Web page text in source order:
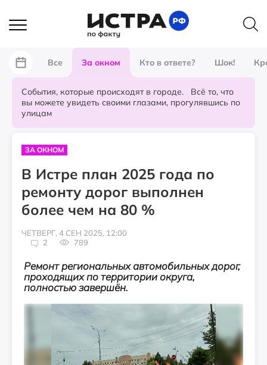
Все За окном Кто в ответе? Шок!
События, которые происходят в городе. Всё то, что
вы можете увидеть своими глазами, прогулявшись по
улицам
ЗА ОКНОМ
В Истре план 2025 года по
ремонту дорог выполнен
более чем на 80 %
ЧЕТВЕРГ, 4 СЕН 2025, 12:00
2
789
Ремонт региональных автомобильных дорог,
проходящих по территории округа,
полностью завершён.